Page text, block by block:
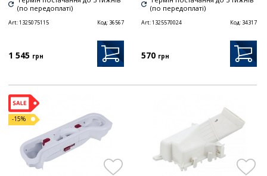
(по передоплаті)
Art:1325075115 Код: 36567
1 545 грн
(по передоплаті)
Art:1325570024 Код: 34317
570 грн
-15%